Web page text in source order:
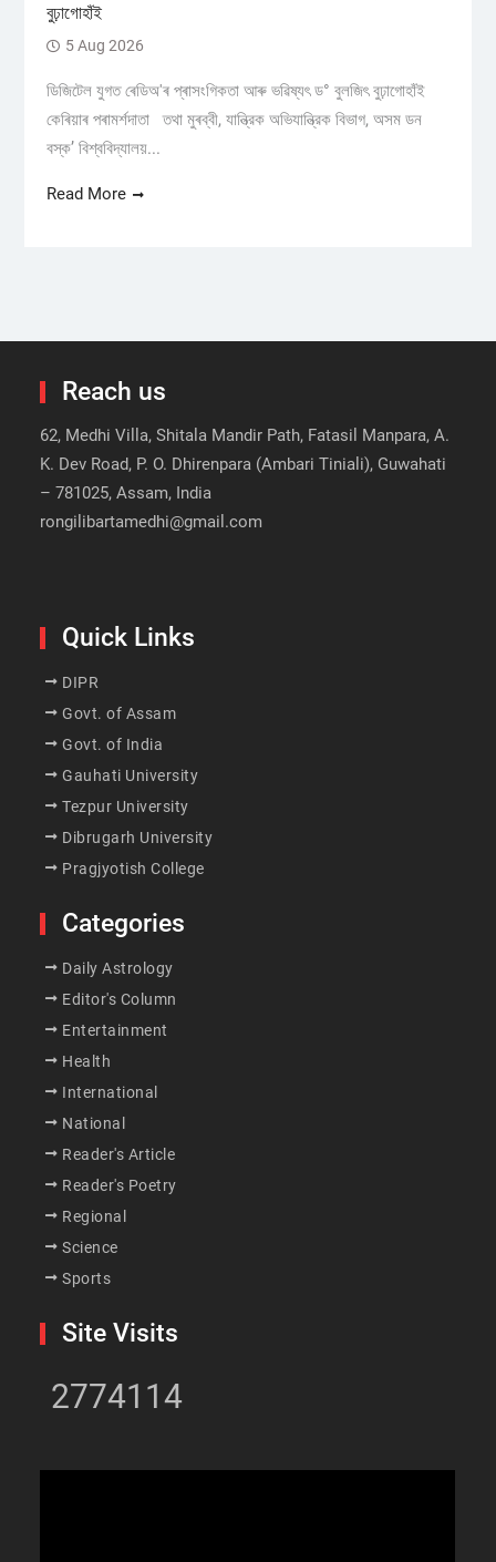
বুঢ়াগোহাঁই
5 Aug 2026
ডিজিটেল যুগত ৰেডিঅ'ৰ প্ৰাসংগিকতা আৰু ভৱিষ্যৎ ড° বুলজিৎ বুঢ়াগোহাঁই
কেৰিয়াৰ পৰামৰ্শদাতা তথা মুৰব্বী, যান্ত্রিক অভিযান্ত্রিক বিভাগ, অসম ডন
বস্ক’ বিশ্ববিদ্যালয়...
Read More
Reach us
62, Medhi Villa, Shitala Mandir Path, Fatasil Manpara, A.
K. Dev Road, P. O. Dhirenpara (Ambari Tiniali), Guwahati
– 781025, Assam, India
rongilibartamedhi@gmail.com
Quick Links
DIPR
Govt. of Assam
Govt. of India
Gauhati University
Tezpur University
Dibrugarh University
Pragjyotish College
Categories
Daily Astrology
Editor's Column
Entertainment
Health
International
National
Reader's Article
Reader's Poetry
Regional
Science
Sports
Site Visits
2774114